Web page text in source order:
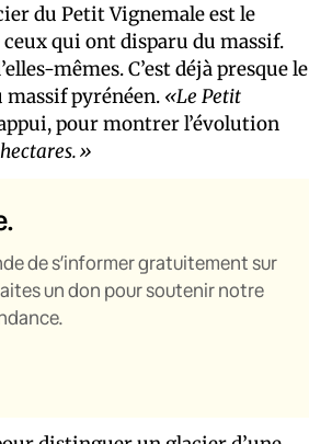
du Petit Vignemale est le
qui ont disparu du massif.
mêmes. C’est déjà presque le
massif pyrénéen. «Le Petit
pour montrer l’évolution
de s’informer gratuitement sur
un don pour soutenir notre